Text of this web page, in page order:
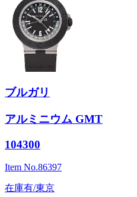
ブルガリ
アルミニウム GMT
104300
Item No.86397
在庫有/東京